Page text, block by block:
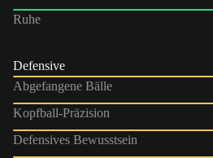
Ruhe
Defensive
Abgefangene Bälle
Kopfball-Präzision
Defensives Bewusstsein